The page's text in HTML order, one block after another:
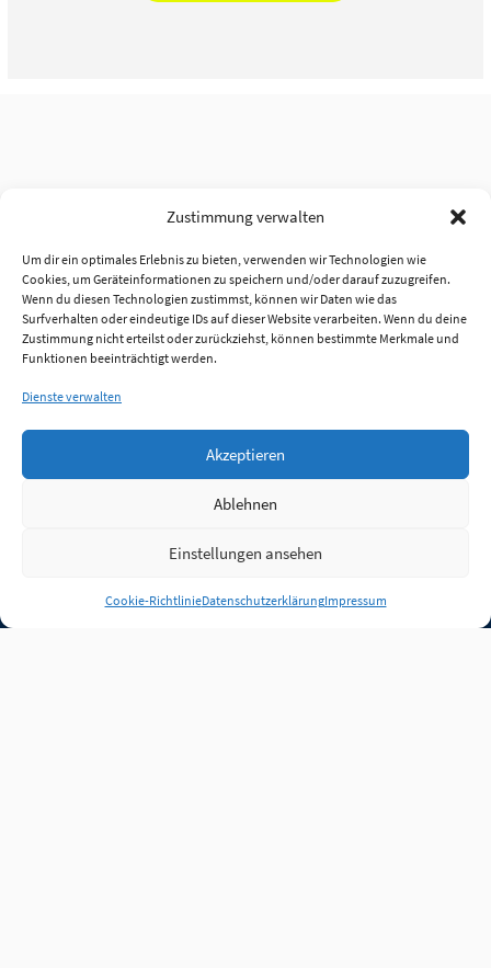
Zustimmung verwalten
Um dir ein optimales Erlebnis zu bieten, verwenden wir Technologien wie
Cookies, um Geräteinformationen zu speichern und/oder darauf zuzugreifen.
Wenn du diesen Technologien zustimmst, können wir Daten wie das
Surfverhalten oder eindeutige IDs auf dieser Website verarbeiten. Wenn du deine
Zustimmung nicht erteilst oder zurückziehst, können bestimmte Merkmale und
Funktionen beeinträchtigt werden.
Dienste verwalten
Akzeptieren
Ablehnen
Einstellungen ansehen
Cookie-RichtlinieDatenschutzerklärungImpressum
Anmelden
Jobs Partner FAQ Quellen